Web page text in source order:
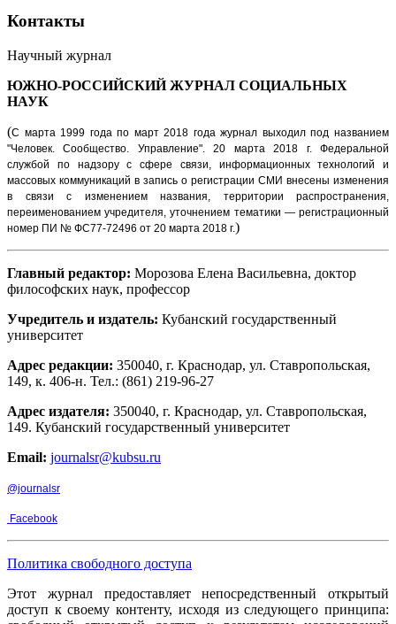
Контакты
Научный журнал
ЮЖНО-РОССИЙСКИЙ ЖУРНАЛ СОЦИАЛЬНЫХ
НАУК
(С марта 1999 года по март 2018 года журнал выходил под названием
"Человек. Сообщество. Управление".20 марта 2018 г. Федеральной
службой по надзору с сфере связи, информационных технологий и
массовых коммуникаций в запись о регистрации СМИ внесены изменения
в связи с изменением названия, территории распространения,
переименованием учредителя, уточнением тематики — регистрационный
номер ПИ № ФС77-72496 от 20 марта 2018 г.)
Главный редактор: Морозова Елена Васильевна, доктор
философских наук, профессор
Учредитель и издатель: Кубанский государственный
университет
Адрес редакции: 350040, г. Краснодар, ул. Ставропольская,
149, к. 406-н. Тел.: (861) 219-96-27
Адрес издателя: 350040, г. Краснодар, ул. Ставропольская,
149. Кубанский государственный университет
Email: journalsr@kubsu.ru
@journalsr
Facebook
Политика свободного доступа
Этот журнал предоставляет непосредственный открытый
доступ к своему контенту, исходя из следующего принципа: